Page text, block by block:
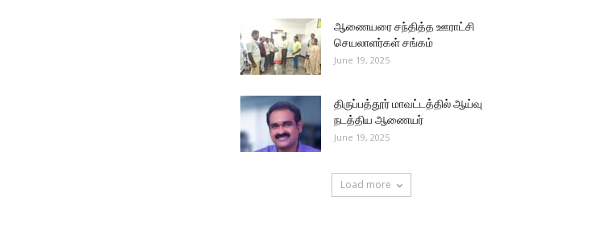
ஆணையரை சந்தித்த ஊராட்சி
செயலாளர்கள் சங்கம்
June 19, 2025
திருப்பத்தூர் மாவட்டத்தில் ஆய்வு
நடத்திய ஆணையர்
June 19, 2025
Load more